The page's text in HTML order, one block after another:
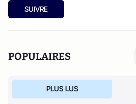
SUIVRE
POPULAIRES
PLUS LUS